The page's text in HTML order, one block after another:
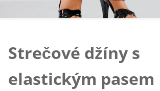
Strečové džíny s
elastickým pasem